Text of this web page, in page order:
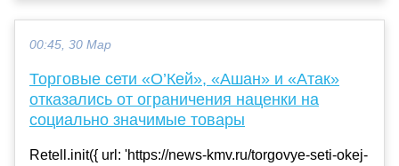
00:45, 30 Мар
Торговые сети «О’Кeй», «Ашан» и «Атак»
отказались от ограничения наценки на
социально значимые товары
Retell.init({ url: 'https://news-kmv.ru/torgovye-seti-okej-